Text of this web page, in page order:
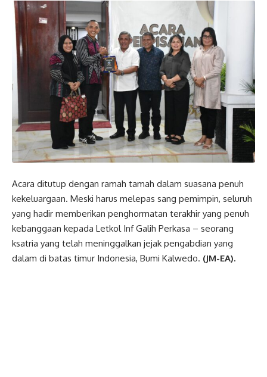
Acara ditutup dengan ramah tamah dalam suasana penuh
kekeluargaan. Meski harus melepas sang pemimpin, seluruh
yang hadir memberikan penghormatan terakhir yang penuh
kebanggaan kepada Letkol Inf Galih Perkasa – seorang
ksatria yang telah meninggalkan jejak pengabdian yang
dalam di batas timur Indonesia, Bumi Kalwedo. (JM-EA).